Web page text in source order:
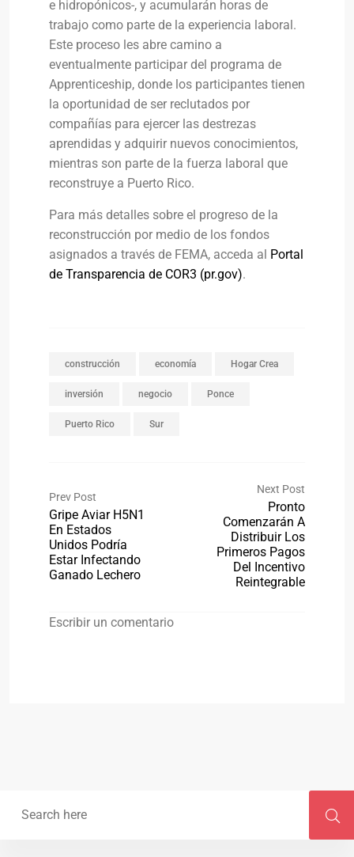
e hidropónicos-, y acumularán horas de
trabajo como parte de la experiencia laboral.
Este proceso les abre camino a
eventualmente participar del programa de
Apprenticeship, donde los participantes tienen
la oportunidad de ser reclutados por
compañías para ejercer las destrezas
aprendidas y adquirir nuevos conocimientos,
mientras son parte de la fuerza laboral que
reconstruye a Puerto Rico.
Para más detalles sobre el progreso de la
reconstrucción por medio de los fondos
asignados a través de FEMA, acceda al Portal
de Transparencia de COR3 (pr.gov).
construcción economía Hogar Crea
inversión negocio Ponce
Puerto Rico Sur
Prev Post
Gripe Aviar H5N1
En Estados
Unidos Podría
Estar Infectando
Ganado Lechero
Next Post
Pronto
Comenzarán A
Distribuir Los
Primeros Pagos
Del Incentivo
Reintegrable
Escribir un comentario